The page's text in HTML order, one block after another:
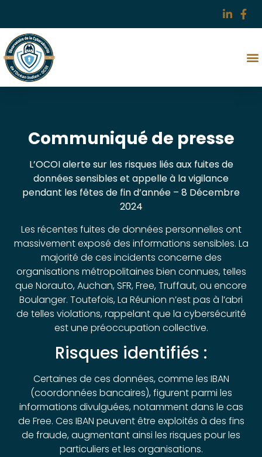
Communiqué de presse
L’OCOI alerte sur les risques liés aux fuites de
données sensibles et appelle à la vigilance
pendant les fêtes de fin d’année – 8 Décembre
2024
Les récentes fuites de données personnelles ont
massivement exposé des informations sensibles. La
majorité de ces incidents concerne des
organisations métropolitaines bien connues, telles
que Norauto, Auchan, SFR, Free, Truffaut, ou encore
Boulanger. Toutefois, La Réunion n’est pas à l’abri
de telles violations, rappelant que la cybersécurité
est une préoccupation collective.
Risques identifiés :
Certaines de ces données, comme les IBAN
(coordonnées bancaires), figurent parmi les
informations divulguées, notamment dans le cas
de Free. Ces IBAN peuvent être exploités à des fins
de fraude, augmentant ainsi les risques pour les
particuliers et les organisations.